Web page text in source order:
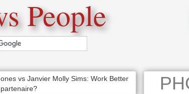
People